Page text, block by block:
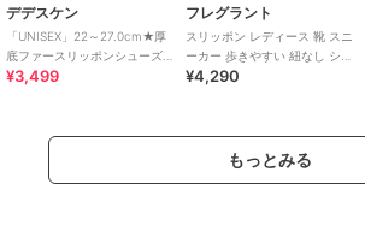
デデスケン
「UNISEX」22～27.0cm★厚
底ファースリッポンシューズ
★6366
¥3,499
フレグラント
スリッポン レディース 靴 スニ
ーカー 歩きやすい 紐なし シン
プル らくちん 履きやすい
¥4,290
もっとみる